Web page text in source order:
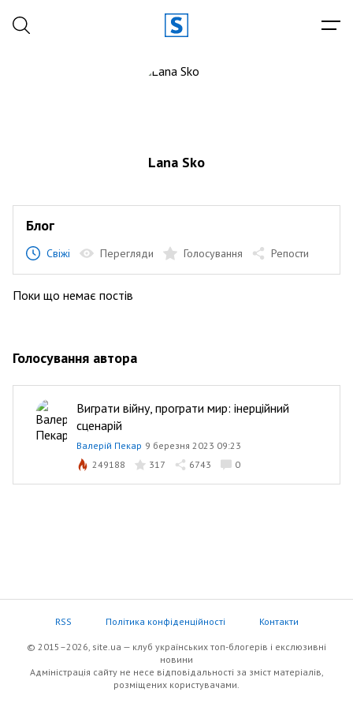
Lana Sko
Блог
Свіжі Перегляди Голосування Репости
Поки що немає постів
Голосування автора
Виграти війну, програти мир: інерційний
сценарій
Валерій Пекар 9 березня 2023 09:23
249188
317 6743 0
RSS Політика конфіденційності Контакти
© 2015–2026, site.ua — клуб українських топ-блогерів i екслюзивнi
новини
Адміністрація сайту не несе відповідальності за зміст матеріалів,
розміщених користувачами.